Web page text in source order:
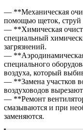
— **Механическая
помощью щеток, струй
— **Химическая
специальный
загрязнений.
—
специального
воздуха, который
— **Замена участков
воздуховодов
— **Ремонт
смазываются и при
заменяются.